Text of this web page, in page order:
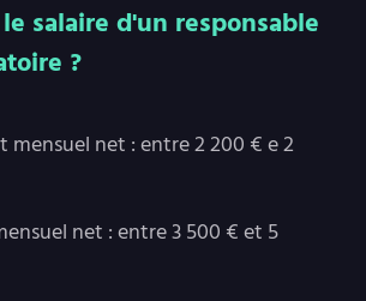
salaire d'un responsable
?
mensuel net : entre 2 200 € e 2
net : entre 3 500 € et 5